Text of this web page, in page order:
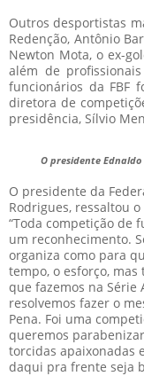
Outros desportistas
Redenção, Antônio
Newton Mota, o ex-
além de
funcionários da FBF
diretora de
presidência, Sílvio
O presidente
O presidente da
Rodrigues, ressaltou
“Toda competição de
um reconhecimento.
organiza como para
tempo, o esforço,
que fazemos na Série
resolvemos fazer o
Pena. Foi uma
queremos
torcidas apaixonadas
daqui pra frente seja